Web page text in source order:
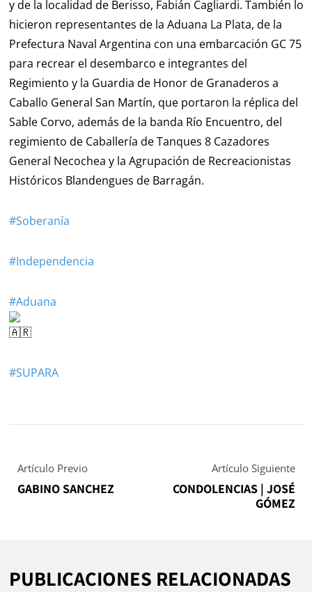
y de la localidad de Berisso, Fabián Cagliardi. También lo
hicieron representantes de la Aduana La Plata, de la
Prefectura Naval Argentina con una embarcación GC 75
para recrear el desembarco e integrantes del
Regimiento y la Guardia de Honor de Granaderos a
Caballo General San Martín, que portaron la réplica del
Sable Corvo, además de la banda Río Encuentro, del
regimiento de Caballería de Tanques 8 Cazadores
General Necochea y la Agrupación de Recreacionistas
Históricos Blandengues de Barragán.
#Soberanía
#Independencia
#Aduana
#SUPARA
Artículo Previo
GABINO SANCHEZ
Artículo Siguiente
CONDOLENCIAS | JOSÉ
GÓMEZ
PUBLICACIONES RELACIONADAS